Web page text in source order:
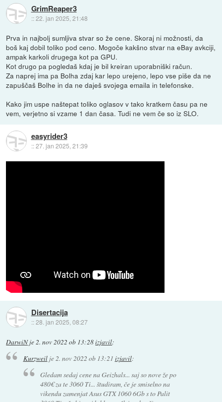
GrimReaper3
::22. jan 2025, 21:48
Prva in najbolj sumljiva stvar so že cene. Skoraj ni možnosti, da
boš kaj dobil toliko pod ceno. Mogoče kakšno stvar na eBay avkciji,
ampak karkoli drugega kot pa GPU.
Kot drugo pa pogledaš kdaj je bil kreiran uporabniški račun.
Za naprej ima pa Bolha zdaj kar lepo urejeno, lepo vse piše da ne
zapuščaš Bolhe in da ne daješ svojega emaila in telefonske.
Kako jim uspe naštepat toliko oglasov v tako kratkem času pa ne
vem, verjetno si vzame 1 dan časa. Tudi ne vem če so iz SLO.
easyrider3
::27. jan 2025, 21:39
Disertacija
::28. jan 2025, 08:27
DarwiNje 2. nov 2022 ob 13:28izjavil:
Kurzweilje2. nov 2022 ob 13:21 izjavil:
Gledam sedaj cene na Geizhals... saj so nove že po
480€ za te 3060 Ti... študiram, če je smiselno na
vikendu zamenjat Asus GTX 1060 6Gb s to Palit